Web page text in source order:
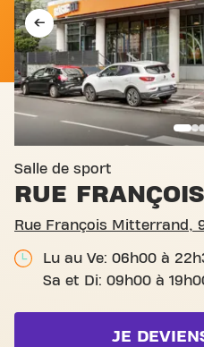
Salle de sport
RUE
Rue François Mitterrand,
Lu au Ve: 06h00 à
Sa et Di: 09h00 à
JE